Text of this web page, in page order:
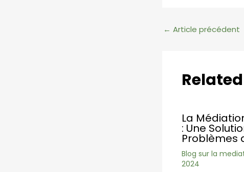
Navigation
← Article précédent
La
: Une
Problèmes
Blog sur la
2024